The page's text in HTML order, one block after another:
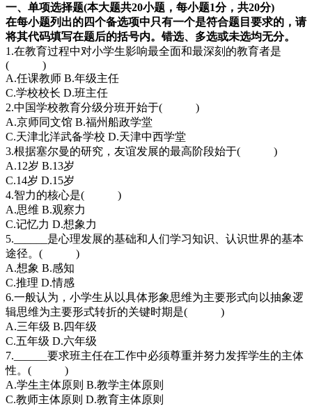
一、单项选择题(本大题共20小题，每小题1分，共20分)
在每小题列出的四个备选项中只有一个是符合题目要求的，请
将其代码填写在题后的括号内。错选、多选或未选均无分。
1.在教育过程中对小学生影响最全面和最深刻的教育者是
( )
A.任课教师 B.年级主任
C.学校校长 D.班主任
2.中国学校教育分级分班开始于( )
A.京师同文馆 B.福州船政学堂
C.天津北洋武备学校 D.天津中西学堂
3.根据塞尔曼的研究，友谊发展的最高阶段始于( )
A.12岁 B.13岁
C.14岁 D.15岁
4.智力的核心是( )
A.思维 B.观察力
C.记忆力 D.想象力
5.______是心理发展的基础和人们学习知识、认识世界的基本
途径。( )
A.想象 B.感知
C.推理 D.情感
6.一般认为，小学生从以具体形象思维为主要形式向以抽象逻
辑思维为主要形式转折的关键时期是( )
A.三年级 B.四年级
C.五年级 D.六年级
7.______要求班主任在工作中必须尊重并努力发挥学生的主体
性。( )
A.学生主体原则 B.教学主体原则
C.教师主体原则 D.教育主体原则